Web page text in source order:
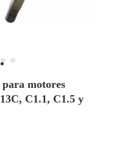
para motores
C1.1, C1.5 y